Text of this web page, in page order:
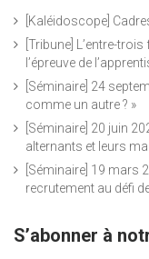
[Kaléidoscope]
[Tribune] L’entre-
l’épreuve de
[Séminaire] 24
comme un autre ? »
[Séminaire] 20 juin
alternants et leurs
[Séminaire] 19 mars
recrutement au défi
S’abonner à